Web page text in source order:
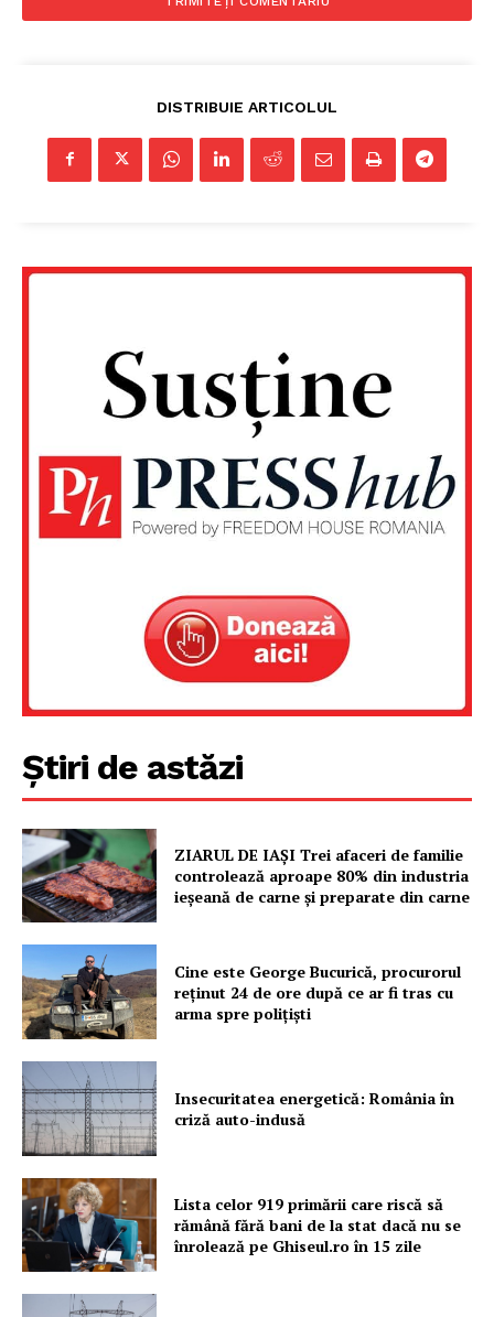
DISTRIBUIE ARTICOLUL
Știri de astăzi
ZIARUL DE IAȘI Trei afaceri de familie
controlează aproape 80% din industria
ieșeană de carne și preparate din carne
Cine este George Bucurică, procurorul
reținut 24 de ore după ce ar fi tras cu
arma spre polițiști
Insecuritatea energetică: România în
criză auto-indusă
Lista celor 919 primării care riscă să
rămână fără bani de la stat dacă nu se
înrolează pe Ghiseul.ro în 15 zile